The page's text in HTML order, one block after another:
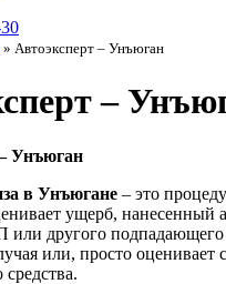
» Автоэксперт – Унъюган
–
Унъюган
в Унъюгане – это
ущерб, нанесенный
или другого
или, просто оценивает
средства.